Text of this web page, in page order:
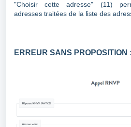
"Choisir cette adresse" (11)
adresses traitées de la liste des
ERREUR SANS PROPOSITION :